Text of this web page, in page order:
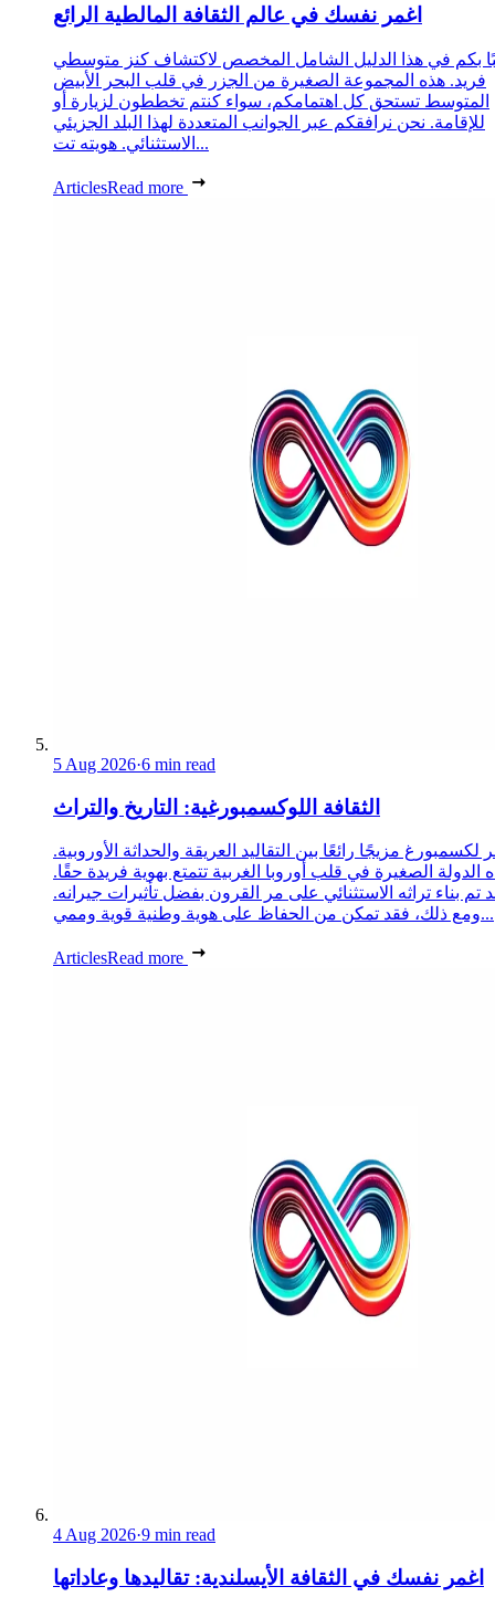
اغمر نفسك في عالم الثقافة المالطية الرائع
بكم في هذا الدليل الشامل المخصص لاكتشاف كنز متوسطي
فريد. هذه المجموعة الصغيرة من الجزر في قلب البحر الأبيض
المتوسط تستحق كل اهتمامكم، سواء كنتم تخططون لزيارة أو
للإقامة. نحن نرافقكم عبر الجوانب المتعددة لهذا البلد الجزيئي
الاستثنائي. هويته تت...
ArticlesRead more
5 Aug 2026·6 min read
الثقافة اللوكسمبورغية: التاريخ والتراث
لكسمبورغ مزيجًا رائعًا بين التقاليد العريقة والحداثة الأوروبية.
الدولة الصغيرة في قلب أوروبا الغربية تتمتع بهوية فريدة حقًا.
تم بناء تراثه الاستثنائي على مر القرون بفضل تأثيرات جيرانه.
ومع ذلك، فقد تمكن من الحفاظ على هوية وطنية قوية وممي...
ArticlesRead more
4 Aug 2026·9 min read
اغمر نفسك في الثقافة الأيسلندية: تقاليدها وعاداتها